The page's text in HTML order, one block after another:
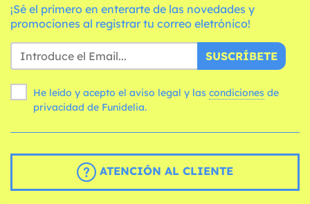
¡Sé el primero en enterarte de las novedades y
promociones al registrar tu correo eletrónico!
SUSCRÍBETE
He leído y acepto el aviso legal y las condiciones
privacidad de Funidelia.
ATENCIÓN AL CLIENTE